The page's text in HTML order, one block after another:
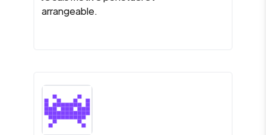
arrangeable.